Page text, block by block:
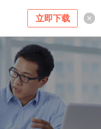
立即下载